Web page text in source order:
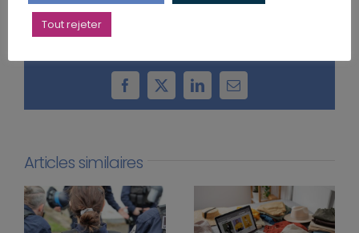
Facebook
X LinkedInEmail
Articles similaires
Tout rejeter